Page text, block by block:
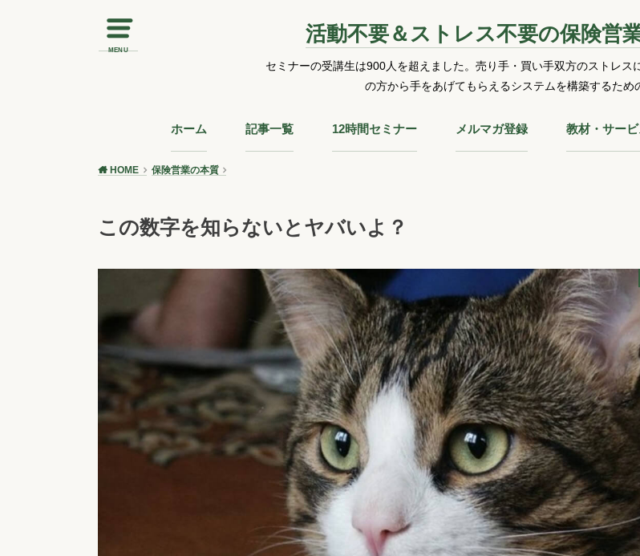
MENU
活動不要＆ストレス不要の保険営
セミナーの受講生は900人を超えました。売り手・買い手双方のストレス
の方から手をあげてもらえるシステムを構築するため
ホーム 記事一覧 12時間セミナー メルマガ登録 教材・サービ
HOME 保険営業の本質
この数字を知らないとヤバいよ？